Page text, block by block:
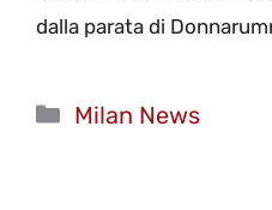
dalla parata di
Categorie
Milan News